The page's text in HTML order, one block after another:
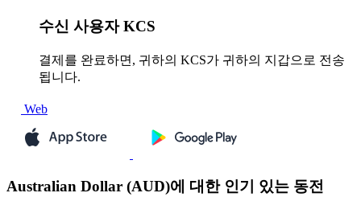
수신 사용자 KCS
결제를 완료하면, 귀하의 KCS가 귀하의 지갑으로 전송
됩니다.
Web
Australian Dollar (AUD)에 대한 인기 있는 동전